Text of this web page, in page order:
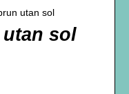
utan sol
sol